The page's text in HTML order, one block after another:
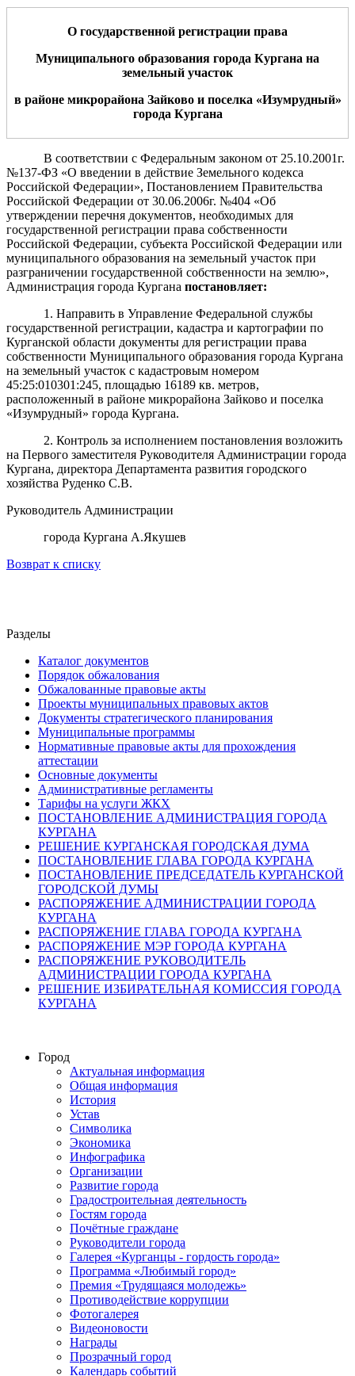
О государственной регистрации права
Муниципального образования города Кургана на
земельный участок
в районе микрорайона Зайково и поселка «Изумрудный»
города Кургана
В соответствии с Федеральным законом от 25.10.2001г.
№137-ФЗ «О введении в действие Земельного кодекса
Российской Федерации», Постановлением Правительства
Российской Федерации от 30.06.2006г. №404 «Об
утверждении перечня документов, необходимых для
государственной регистрации права собственности
Российской Федерации, субъекта Российской Федерации или
муниципального образования на земельный участок при
разграничении государственной собственности на землю»,
Администрация города Кургана постановляет:
1. Направить в Управление Федеральной службы
государственной регистрации, кадастра и картографии по
Курганской области документы для регистрации права
собственности Муниципального образования города Кургана
на земельный участок с кадастровым номером
45:25:010301:245, площадью 16189 кв. метров,
расположенный в районе микрорайона Зайково и поселка
«Изумрудный» города Кургана.
2. Контроль за исполнением постановления возложить
на Первого заместителя Руководителя Администрации города
Кургана, директора Департамента развития городского
хозяйства Руденко С.В.
Руководитель Администрации
города Кургана А.Якушев
Возврат к списку
Разделы
Каталог документов
Порядок обжалования
Обжалованные правовые акты
Проекты муниципальных правовых актов
Документы стратегического планирования
Муниципальные программы
Нормативные правовые акты для прохождения
аттестации
Основные документы
Административные регламенты
Тарифы на услуги ЖКХ
ПОСТАНОВЛЕНИЕ АДМИНИСТРАЦИЯ ГОРОДА
КУРГАНА
РЕШЕНИЕ КУРГАНСКАЯ ГОРОДСКАЯ ДУМА
ПОСТАНОВЛЕНИЕ ГЛАВА ГОРОДА КУРГАНА
ПОСТАНОВЛЕНИЕ ПРЕДСЕДАТЕЛЬ КУРГАНСКОЙ
ГОРОДСКОЙ ДУМЫ
РАСПОРЯЖЕНИЕ АДМИНИСТРАЦИИ ГОРОДА
КУРГАНА
РАСПОРЯЖЕНИЕ ГЛАВА ГОРОДА КУРГАНА
РАСПОРЯЖЕНИЕ МЭР ГОРОДА КУРГАНА
РАСПОРЯЖЕНИЕ РУКОВОДИТЕЛЬ
АДМИНИСТРАЦИИ ГОРОДА КУРГАНА
РЕШЕНИЕ ИЗБИРАТЕЛЬНАЯ КОМИССИЯ ГОРОДА
КУРГАНА
Город
Актуальная информация
Общая информация
История
Устав
Символика
Экономика
Инфографика
Организации
Развитие города
Градостроительная деятельность
Гостям города
Почётные граждане
Руководители города
Галерея «Курганцы - гордость города»
Программа «Любимый город»
Премия «Трудящаяся молодежь»
Противодействие коррупции
Фотогалерея
Видеоновости
Награды
Прозрачный город
Календарь событий